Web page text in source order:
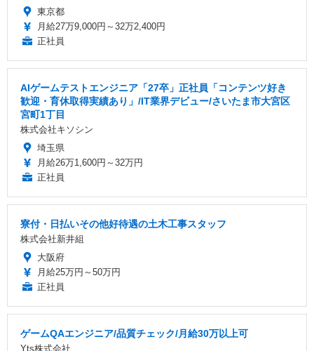
東京都
月給27万9,000円～32万2,400円
正社員
AIゲームテストエンジニア「27卒」正社員「コンテンツ好き
歓迎・育休取得実績あり」/IT業界デビュー/さいたま市大宮区
宮町1丁目
株式会社キソシン
埼玉県
月給26万1,600円～32万円
正社員
寮付・日払いその他好待遇の土木工事スタッフ
株式会社新井組
大阪府
月給25万円～50万円
正社員
ゲームQAエンジニア/品質チェック/月給30万以上可
Yts株式会社